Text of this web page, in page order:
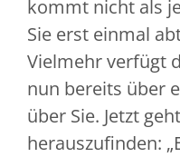
kommt nicht als
Sie erst einmal
Vielmehr verfügt
nun bereits über
über Sie. Jetzt
herauszufinden: